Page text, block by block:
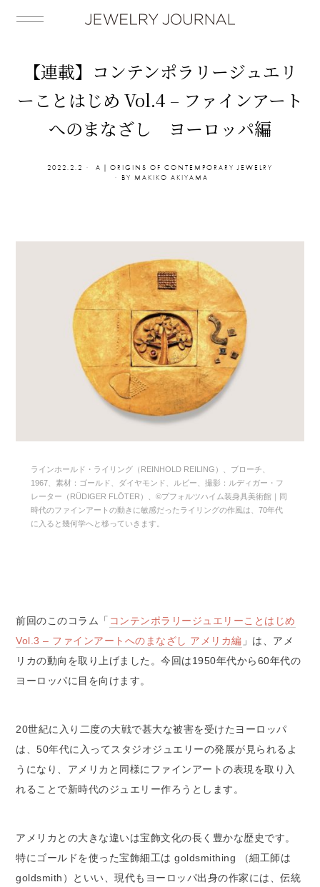
【連載】コンテンポラリージュエリ
ーことはじめ Vol.4 – ファインアート
へのまなざし ヨーロッパ編
2022.2.2
A｜ORIGINS OF CONTEMPORARY JEWELRY
BY MAKIKO AKIYAMA
ラインホールド・ライリング（REINHOLD REILING）、ブローチ、
1967、素材：ゴールド、ダイヤモンド、ルビー、撮影：ルディガー・フ
レーター（RÜDIGER FLÖTER）、©プフォルツハイム装身具美術館｜同
時代のファインアートの動きに敏感だったライリングの作風は、70年代
に入ると幾何学へと移っていきます。
前回のこのコラム「 コンテンポラリージュエリーことはじめ
Vol.3 – ファインアートへのまなざし アメリカ編 」は、アメ
リカの動向を取り上げました。今回は1950年代から60年代の
ヨーロッパに目を向けます。
20世紀に入り二度の大戦で甚大な被害を受けたヨーロッパ
は、50年代に入ってスタジオジュエリーの発展が見られるよ
うになり、アメリカと同様にファインアートの表現を取り入
れることで新時代のジュエリー作ろうとします。
アメリカとの大きな違いは宝飾文化の長く豊かな歴史です。
特にゴールドを使った宝飾細工は goldsmithing （細工師は
goldsmith）といい、現代もヨーロッパ出身の作家には、伝統